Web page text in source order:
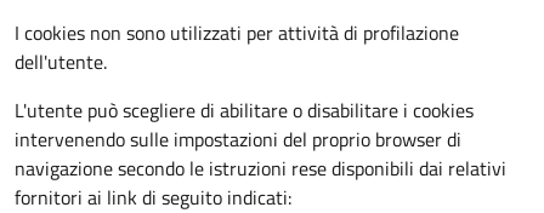
I cookies non sono utilizzati per attività di profilazione
dell'utente.
L'utente può scegliere di abilitare o disabilitare i cookies
intervenendo sulle impostazioni del proprio browser di
navigazione secondo le istruzioni rese disponibili dai relativi
fornitori ai link di seguito indicati: